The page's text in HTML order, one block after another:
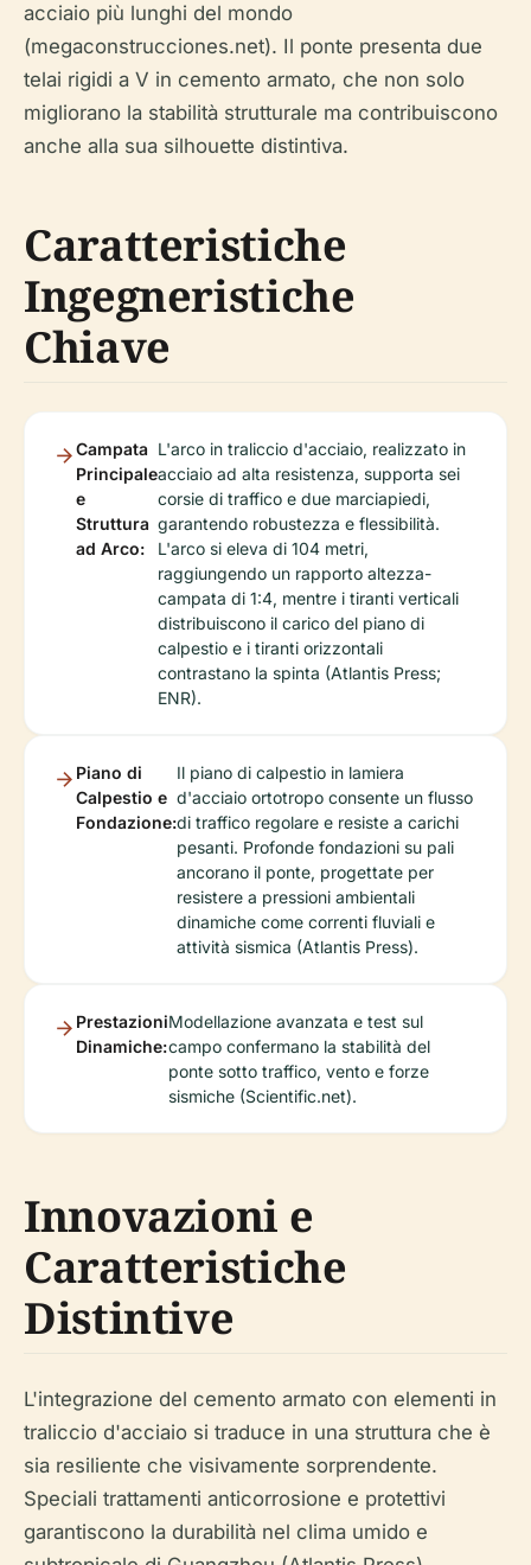
acciaio più lunghi del mondo
(megaconstrucciones.net). Il ponte presenta due
telai rigidi a V in cemento armato, che non solo
migliorano la stabilità strutturale ma contribuiscono
anche alla sua silhouette distintiva.
Caratteristiche
Ingegneristiche
Chiave
Campata
Principale
e
Struttura
ad Arco:
L'arco in traliccio d'acciaio, realizzato in
acciaio ad alta resistenza, supporta sei
corsie di traffico e due marciapiedi,
garantendo robustezza e flessibilità.
L'arco si eleva di 104 metri,
raggiungendo un rapporto altezza-
campata di 1:4, mentre i tiranti verticali
distribuiscono il carico del piano di
calpestio e i tiranti orizzontali
contrastano la spinta (Atlantis Press;
ENR).
Piano di
Calpestio e
Fondazione:
Il piano di calpestio in lamiera
d'acciaio ortotropo consente un flusso
di traffico regolare e resiste a carichi
pesanti. Profonde fondazioni su pali
ancorano il ponte, progettate per
resistere a pressioni ambientali
dinamiche come correnti fluviali e
attività sismica (Atlantis Press).
Prestazioni
Dinamiche:
Modellazione avanzata e test sul
campo confermano la stabilità del
ponte sotto traffico, vento e forze
sismiche (Scientific.net).
Innovazioni e
Caratteristiche
Distintive
L'integrazione del cemento armato con elementi in
traliccio d'acciaio si traduce in una struttura che è
sia resiliente che visivamente sorprendente.
Speciali trattamenti anticorrosione e protettivi
garantiscono la durabilità nel clima umido e